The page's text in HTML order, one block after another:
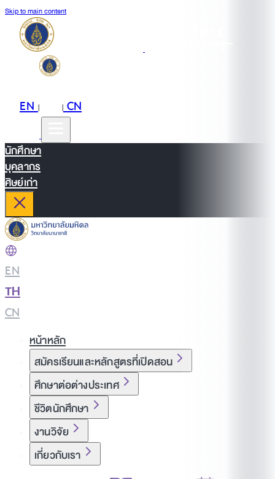
Skip to main content
EN| |CN
นักศึกษา
บุคลากร
ศิษย์เก่า
EN
TH
CN
หน้าหลัก
สมัครเรียนและหลักสูตรที่เปิดสอน
ศึกษาต่อต่างประเทศ
ชีวิตนักศึกษา
งานวิจัย
เกี่ยวกับเรา